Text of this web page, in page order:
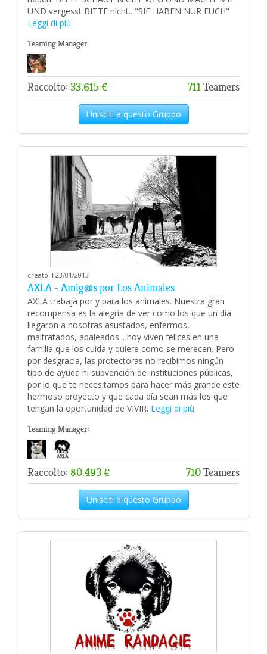
UND vergesst BITTE nicht.. "SIE HABEN NUR EUCH"
Leggi di più
Teaming Manager:
Raccolto: 33.615 € 711Teamers
Unisciti a questo Gruppo
creato il 23/01/2013
AXLA - Amig@s por Los Animales
AXLA trabaja por y para los animales. Nuestra gran
recompensa es la alegría de ver como los que un día
llegaron a nosotras asustados, enfermos,
maltratados, apaleados... hoy viven felices en una
familia que los cuida y quiere como se merecen. Pero
por desgracia, las protectoras no recibimos ningún
tipo de ayuda ni subvención de instituciones públicas,
por lo que te necesitamos para hacer más grande este
hermoso proyecto y que cada día sean más los que
tengan la oportunidad de VIVIR. Leggi di più
Teaming Manager:
Raccolto: 80.493 € 710Teamers
Unisciti a questo Gruppo